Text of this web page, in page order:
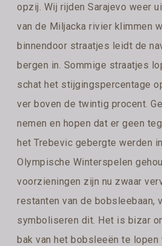
opzij. Wij rijden Sarajevo weer
van de Miljacka rivier klimmen
binnendoor straatjes leidt de
bergen in. Sommige straatjes
schat het stijgingspercentage
ver boven de twintig procent.
nemen en hopen dat er geen
het Trebevic gebergte werden
Olympische Winterspelen
voorzieningen zijn nu zwaar
restanten van de bobsleebaan,
symboliseren dit. Het is bizar
bak van het bobsleeën te lopen